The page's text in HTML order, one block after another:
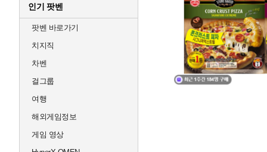
인기 팟벤
팟벤 바로가기
치지직
차벤
걸그룹
여행
해외게임정보
게임 영상